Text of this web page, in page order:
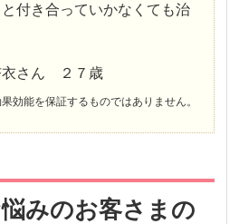
付き合っていかなくても治
さん ２７歳
効能を保証するものではありません。
みのお客さまの